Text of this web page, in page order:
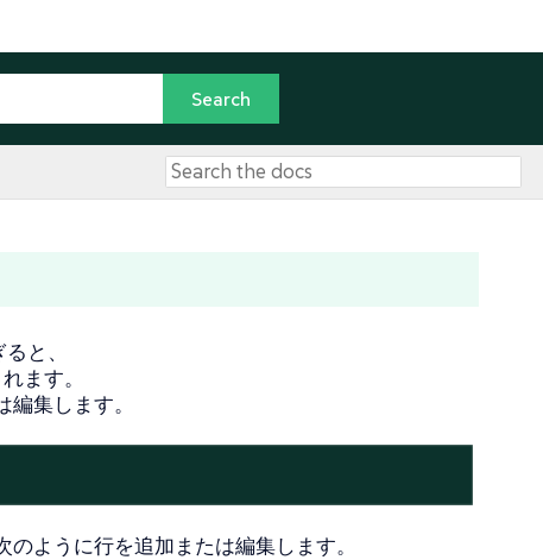
と、
ます。
集します。
のように行を追加または編集します。